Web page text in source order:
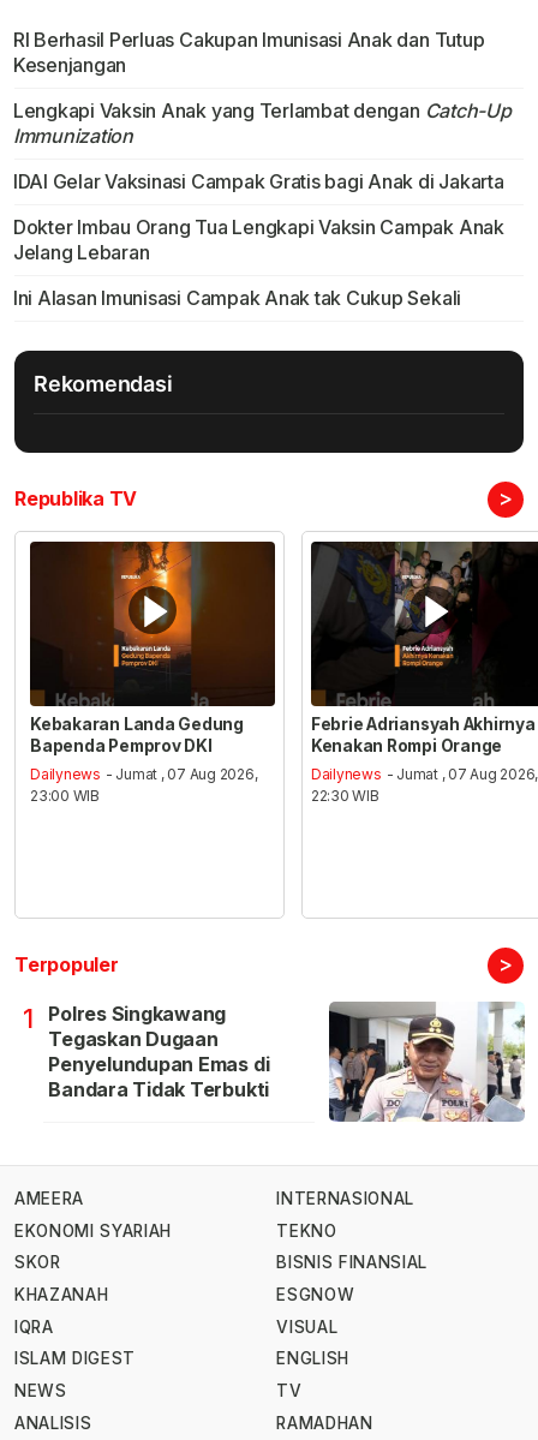
RI Berhasil Perluas Cakupan Imunisasi Anak dan Tutup
Kesenjangan
Lengkapi Vaksin Anak yang Terlambat dengan Catch-Up
Immunization
IDAI Gelar Vaksinasi Campak Gratis bagi Anak di Jakarta
Dokter Imbau Orang Tua Lengkapi Vaksin Campak Anak
Jelang Lebaran
Ini Alasan Imunisasi Campak Anak tak Cukup Sekali
Rekomendasi
Republika TV >
Kebakaran Landa Gedung
Bapenda Pemprov DKI
Dailynews - Jumat , 07 Aug 2026,
23:00 WIB
Febrie Adriansyah Akhirnya
Kenakan Rompi Orange
Dailynews - Jumat , 07 Aug 2026,
22:30 WIB
Terpopuler >
1
Polres Singkawang
Tegaskan Dugaan
Penyelundupan Emas di
Bandara Tidak Terbukti
AMEERA
EKONOMI SYARIAH
SKOR
KHAZANAH
IQRA
ISLAM DIGEST
NEWS
ANALISIS
INTERNASIONAL
TEKNO
BISNIS FINANSIAL
ESGNOW
VISUAL
ENGLISH
TV
RAMADHAN